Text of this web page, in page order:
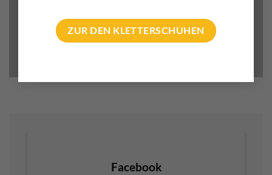
ZUR DEN KLETTERSCHUHEN
Facebook